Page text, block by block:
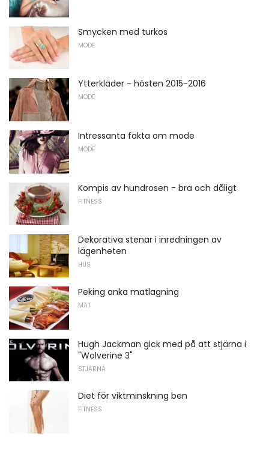
Smycken med turkos
MODE
Ytterkläder - hösten 2015-2016
MODE
Intressanta fakta om mode
MODE
Kompis av hundrosen - bra och dåligt
FITNESS
Dekorativa stenar i inredningen av
lägenheten
HUS
Peking anka matlagning
MAT
Hugh Jackman gick med på att stjärna i
"Wolverine 3"
STJÄRNA
Diet för viktminskning ben
FITNESS